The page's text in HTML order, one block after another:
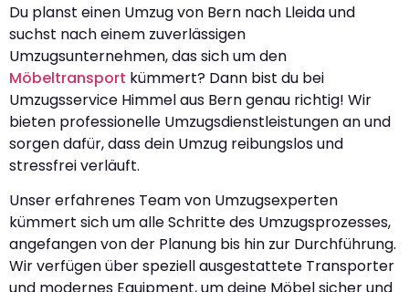
Du planst einen Umzug von Bern nach Lleida und
suchst nach einem zuverlässigen
Umzugsunternehmen, das sich um den
Möbeltransport kümmert? Dann bist du bei
Umzugsservice Himmel aus Bern genau richtig! Wir
bieten professionelle Umzugsdienstleistungen an und
sorgen dafür, dass dein Umzug reibungslos und
stressfrei verläuft.
Unser erfahrenes Team von Umzugsexperten
kümmert sich um alle Schritte des Umzugsprozesses,
angefangen von der Planung bis hin zur Durchführung.
Wir verfügen über speziell ausgestattete Transporter